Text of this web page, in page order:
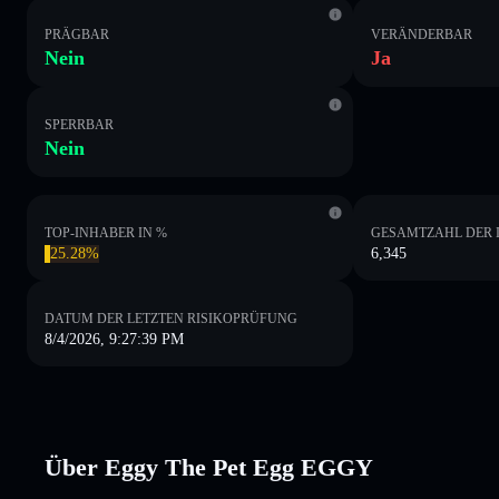
PRÄGBAR
Nein
VERÄNDERBAR
Ja
SPERRBAR
Nein
TOP-INHABER IN %
25.28%
GESAMTZAHL DER
6,345
DATUM DER LETZTEN RISIKOPRÜFUNG
8/4/2026, 9:27:39 PM
Über Eggy The Pet Egg EGGY